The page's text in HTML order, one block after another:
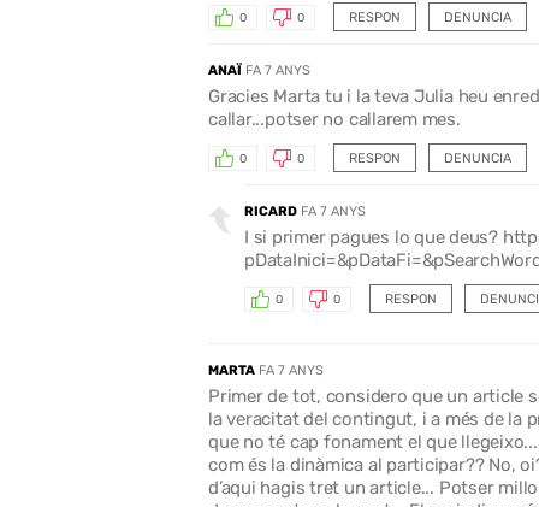
RESPON
0 0 DENUNCIA
ANAÏ FA 7 ANYS
Gracies Marta tu i la teva Julia heu
callar...potser no callarem mes.
RESPON
0 0 DENUNCIA
RICARD FA 7 ANYS
I si primer pagues lo que deus?
RESPON
0 0
MARTA FA 7 ANYS
Primer de tot, considero que un article
la veracitat del contingut, i a més de la
que no té cap fonament el que
com és la dinàmica al participar?? No,
d’aqui hagis tret un article... Potser